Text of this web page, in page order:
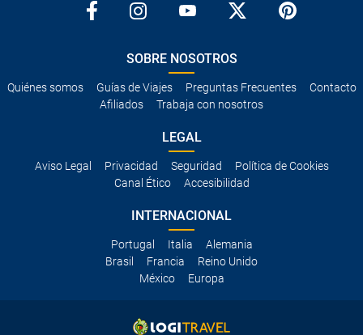
SOBRE NOSOTROS
Quiénes somos Guías de Viajes Preguntas Frecuentes
Contacto
Afiliados
Trabaja con nosotros
LEGAL
Aviso Legal Privacidad Seguridad
Política de Cookies
Canal Ético
Accesibilidad
INTERNACIONAL
Portugal Italia
Alemania
Brasil
Francia
Reino Unido
México
Europa